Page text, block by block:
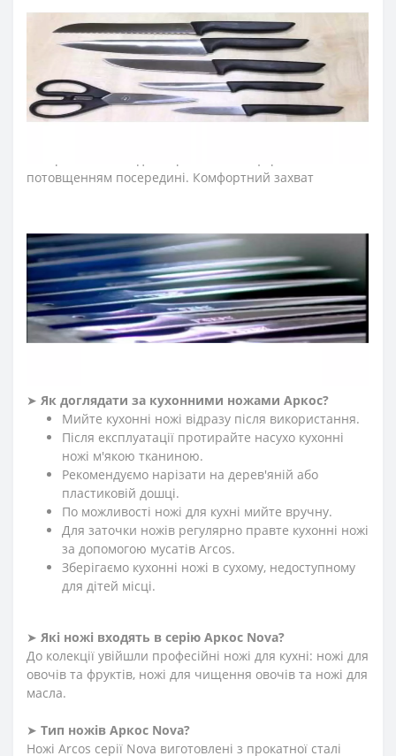
Лезо ножа для кухні виготовили з ексклюзивної
нержавіючої сталі NITRUM, що має надвисоку ріжучу
здатність, підвищену твердість та корозостійкість. У
результаті лезо ножа аркос довго не затуплюється, не
ржавіє, тому виріб має довгий термін служби,
забезпечуючи економічну ефективність інвентарю.
потовщенням посередині. Комфортний захват
антиковзкого поліпропілену, що стійкий до кислот,
хлору, миючих засобів та високих температур.
Ніж для чищення овочів може бути ножем для
нарізання овочів, ножем для чищення картоплі, ножем
для яблук, а також ножем для томатів.
➤ Як доглядати за кухонними ножами Аркос?
Мийте кухонні ножі відразу після використання.
Після експлуатації протирайте насухо кухонні
ножі м'якою тканиною.
Рекомендуємо нарізати на дерев'яній або
пластиковій дошці.
По можливості ножі для кухні мийте вручну.
Для заточки ножів регулярно правте кухонні ножі
за допомогою мусатів Arcos.
Зберігаємо кухонні ножі в сухому, недоступному
для дітей місці.
➤ Які ножі входять в серію Аркос Nova?
До колекції увійшли професійні ножі для кухні: ножі для
овочів та фруктів, ножі для чищення овочів та ножі для
масла.
➤ Тип ножів Аркос Nova?
Ножі Arcos серії Nova виготовлені з прокатної сталі